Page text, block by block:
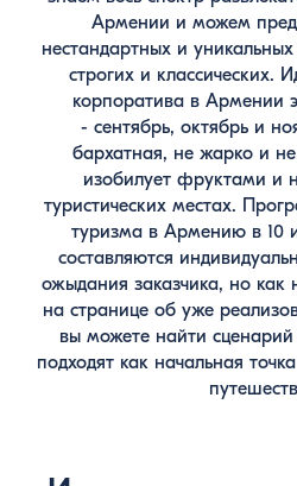
Армении и можем
нестандартных и
строгих и классических.
корпоратива в Армении
- сентябрь, октябрь и
бархатная, не жарко и
изобилует фруктами и
туристических местах.
туризма в Армению в 10
составляются
ожыдания заказчика, но как
на странице об уже
вы можете найти
подходят как начальная